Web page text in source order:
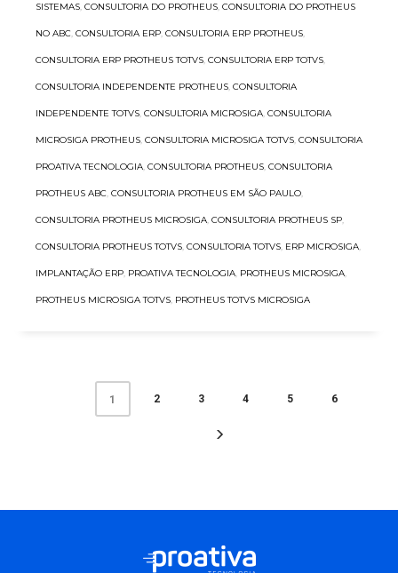
SISTEMAS, CONSULTORIA DO PROTHEUS, CONSULTORIA DO PROTHEUS
NO ABC, CONSULTORIA ERP, CONSULTORIA ERP PROTHEUS,
CONSULTORIA ERP PROTHEUS TOTVS, CONSULTORIA ERP TOTVS,
CONSULTORIA INDEPENDENTE PROTHEUS, CONSULTORIA
INDEPENDENTE TOTVS, CONSULTORIA MICROSIGA, CONSULTORIA
MICROSIGA PROTHEUS, CONSULTORIA MICROSIGA TOTVS, CONSULTORIA
PROATIVA TECNOLOGIA, CONSULTORIA PROTHEUS, CONSULTORIA
PROTHEUS ABC, CONSULTORIA PROTHEUS EM SÃO PAULO,
CONSULTORIA PROTHEUS MICROSIGA, CONSULTORIA PROTHEUS SP,
CONSULTORIA PROTHEUS TOTVS, CONSULTORIA TOTVS, ERP MICROSIGA,
IMPLANTAÇÃO ERP, PROATIVA TECNOLOGIA, PROTHEUS MICROSIGA,
PROTHEUS MICROSIGA TOTVS, PROTHEUS TOTVS MICROSIGA
1 2 3 4 5 6